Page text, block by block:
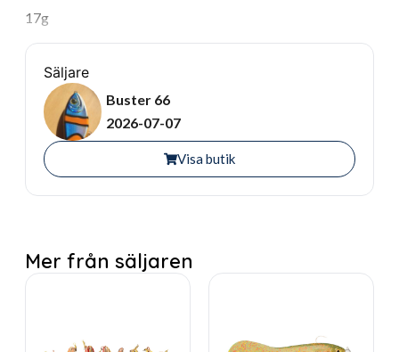
17g
Säljare
Buster 66
2026-07-07
Visa butik
Mer från säljaren